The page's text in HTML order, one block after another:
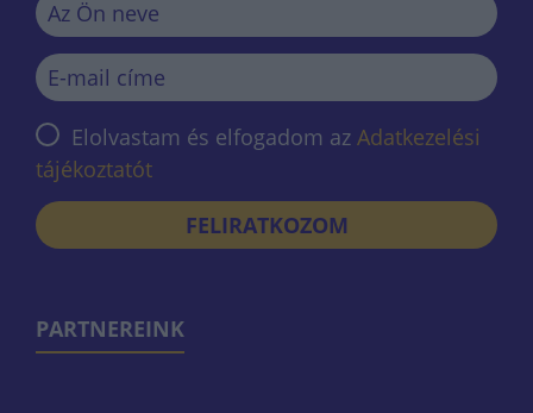
Elolvastam és elfogadom az Adatkezelési
tájékoztatót
FELIRATKOZOM
PARTNEREINK